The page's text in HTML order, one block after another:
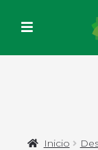
Inicio